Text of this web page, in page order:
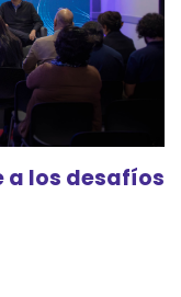
a los desafíos